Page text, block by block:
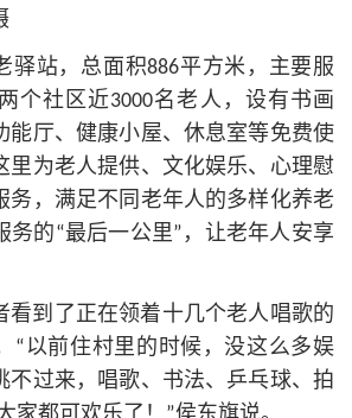
驿站，总面积886平方米，主要服
个社区近3000名老人，设有书画
能厅、健康小屋、休息室等免费使
里为老人提供、文化娱乐、心理慰
务，满足不同老年人的多样化养老
务的“最后一公里”，让老年人安享
看到了正在领着十几个老人唱歌的
“以前住村里的时候，没这么多娱
不过来，唱歌、书法、乒乓球、拍